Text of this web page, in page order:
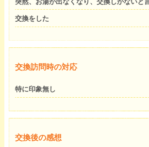
交換をした
交換訪問時の対応
特に印象無し
交換後の感想